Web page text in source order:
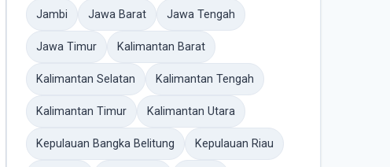
Jambi Jawa Barat Jawa Tengah
Jawa Timur Kalimantan Barat
Kalimantan Selatan Kalimantan Tengah
Kalimantan Timur Kalimantan Utara
Kepulauan Bangka Belitung Kepulauan Riau